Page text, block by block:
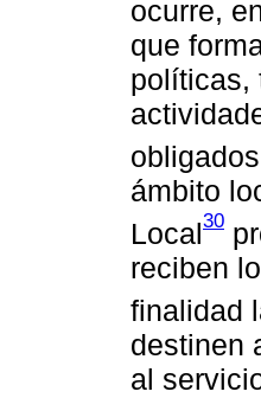
ocurre,
que
políticas,
ámbito
Local30
reciben
finalidad
destinen
al